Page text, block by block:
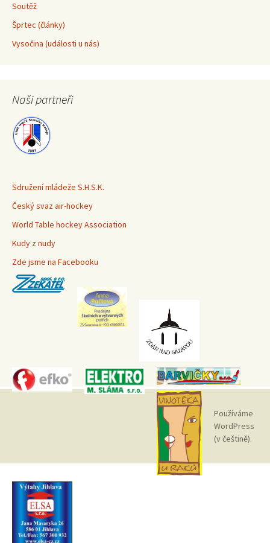
Soutěž
Šprtec (články)
Vysočina (události u nás)
Naši partneři
Sdružení mládeže S.H.S.K.
Český svaz air-hockey
World Table hockey Association
Kudy z nudy
Zde jsme na Facebooku
Používáme
WordPress
(v češtině).